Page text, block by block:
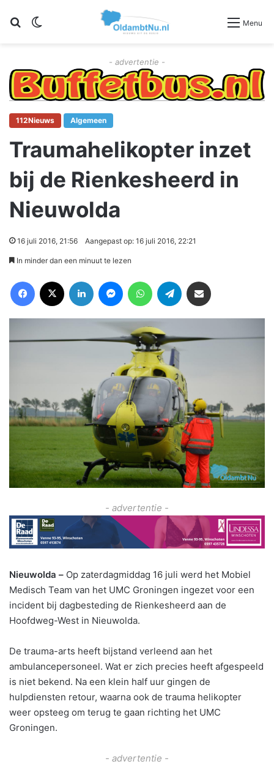
Zoeken Menu
- advertentie -
112Nieuws Algemeen
Traumahelikopter inzet
bij de Rienkesheerd in
Nieuwolda
16 juli 2016, 21:56 Aangepast op: 16 juli 2016, 22:21
In minder dan een minuut te lezen
- advertentie -
Nieuwolda – Op zaterdagmiddag 16 juli werd het Mobiel
Medisch Team van het UMC Groningen ingezet voor een
incident bij dagbesteding de Rienkesheerd aan de
Hoofdweg-West in Nieuwolda.
De trauma-arts heeft bijstand verleend aan het
ambulancepersoneel. Wat er zich precies heeft afgespeeld
is niet bekend. Na een klein half uur gingen de
hulpdiensten retour, waarna ook de trauma helikopter
weer opsteeg om terug te gaan richting het UMC
Groningen.
- advertentie -